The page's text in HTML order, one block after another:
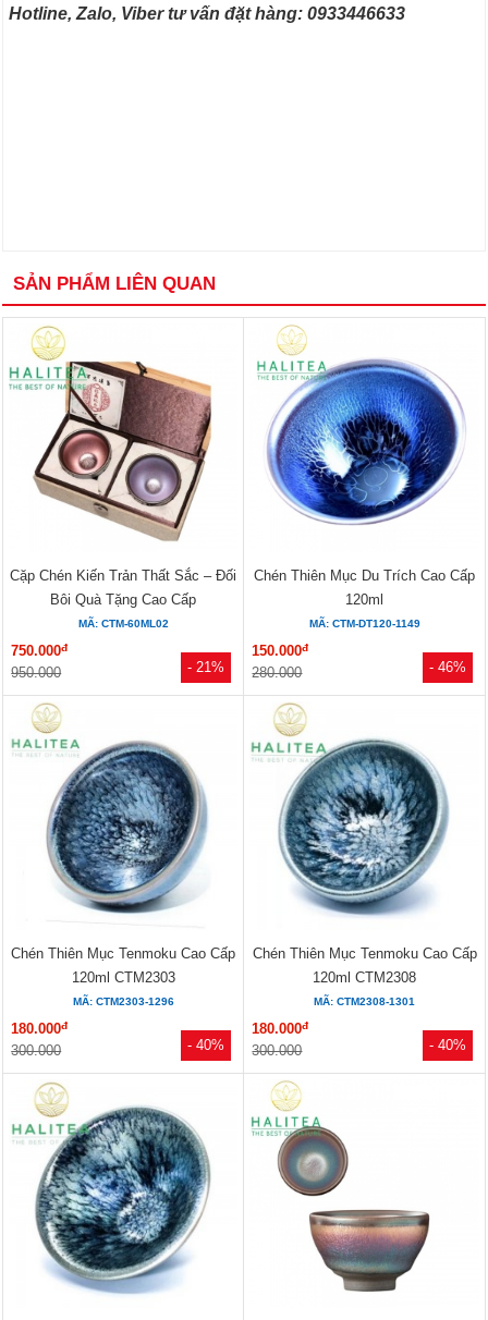
Hotline, Zalo, Viber tư vấn đặt hàng: 0933446633
SẢN PHẨM LIÊN QUAN
- 21%
Cặp Chén Kiến Trản Thất Sắc – Đối
Bôi Quà Tặng Cao Cấp
MÃ: CTM-60ML02
750.000đ
950.000 - 46%
Chén Thiên Mục Du Trích Cao Cấp
120ml
MÃ: CTM-DT120-1149
150.000đ
280.000
- 40%
Chén Thiên Mục Tenmoku Cao Cấp
120ml CTM2303
MÃ: CTM2303-1296
180.000đ
300.000 - 40%
Chén Thiên Mục Tenmoku Cao Cấp
120ml CTM2308
MÃ: CTM2308-1301
180.000đ
300.000